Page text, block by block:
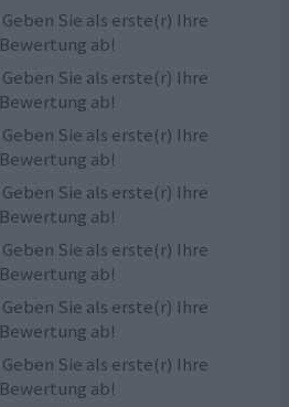
Geben Sie als erste(r) Ihre
Bewertung ab!
Geben Sie als erste(r) Ihre
Bewertung ab!
Geben Sie als erste(r) Ihre
Bewertung ab!
Geben Sie als erste(r) Ihre
Bewertung ab!
Geben Sie als erste(r) Ihre
Bewertung ab!
Geben Sie als erste(r) Ihre
Bewertung ab!
Geben Sie als erste(r) Ihre
Bewertung ab!